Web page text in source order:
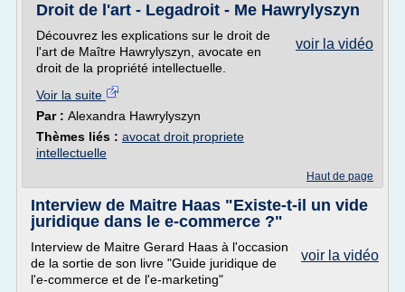
Droit de l'art - Legadroit - Me Hawrylyszyn
voir la vidéo
Découvrez les explications sur le droit de
l'art de Maître Hawrylyszyn, avocate en
droit de la propriété intellectuelle.
Voir la suite
Par : Alexandra Hawrylyszyn
Thèmes liés : avocat droit propriete
intellectuelle
Haut de page
Interview de Maitre Haas "Existe-t-il un vide
juridique dans le e-commerce ?"
voir la vidéo
Interview de Maitre Gerard Haas à l'occasion
de la sortie de son livre "Guide juridique de
l'e-commerce et de l'e-marketing"